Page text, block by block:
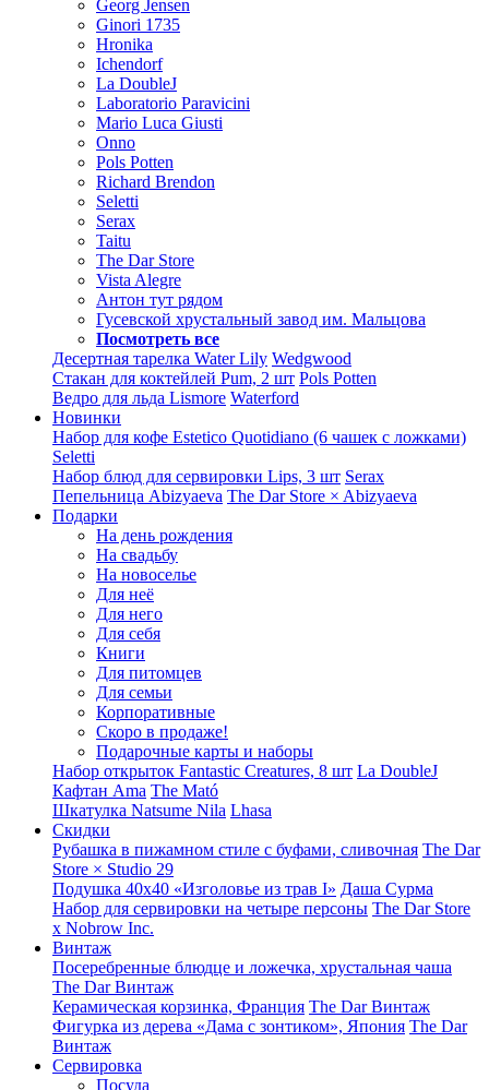
Georg Jensen
Ginori 1735
Hronika
Ichendorf
La DoubleJ
Laboratorio Paravicini
Mario Luca Giusti
Onno
Pols Potten
Richard Brendon
Seletti
Serax
Taitu
The Dar Store
Vista Alegre
Антон тут рядом
Гусевской хрустальный завод им. Мальцова
Посмотреть все
Десертная тарелка Water Lily Wedgwood
Стакан для коктейлей Pum, 2 шт Pols Potten
Ведро для льда Lismore Waterford
Новинки
Набор для кофе Estetico Quotidiano (6 чашек с ложками)
Seletti
Набор блюд для сервировки Lips, 3 шт Serax
Пепельница Abizyaeva The Dar Store × Abizyaeva
Подарки
На день рождения
На свадьбу
На новоселье
Для неё
Для него
Для себя
Книги
Для питомцев
Для семьи
Корпоративные
Скоро в продаже!
Подарочные карты и наборы
Набор открыток Fantastic Creatures, 8 шт La DoubleJ
Кафтан Ama The Mató
Шкатулка Natsume Nila Lhasa
Скидки
Рубашка в пижамном стиле с буфами, сливочная The Dar
Store × Studio 29
Подушка 40x40 «Изголовье из трав I» Даша Сурма
Набор для сервировки на четыре персоны The Dar Store
х Nobrow Inc.
Винтаж
Посеребренные блюдце и ложечка, хрустальная чаша
The Dar Винтаж
Керамическая корзинка, Франция The Dar Винтаж
Фигурка из дерева «Дама с зонтиком», Япония The Dar
Винтаж
Сервировка
Посуда